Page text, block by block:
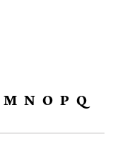
M N O P Q